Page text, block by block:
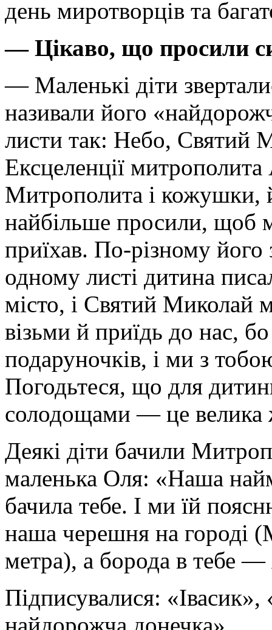
день миротворців та
— Цікаво, що просили
— Маленькі діти
називали його
листи так: Небо, Святий
Ексцеленції
Митрополита і кожушки,
найбільше просили, щоб
приїхав. По-різному
одному листі дитина
місто, і Святий Миколай
візьми й приїдь до нас,
подаруночків, і ми з
Погодьтеся, що для
солодощами — це велика
Деякі діти бачили
маленька Оля: «Наша
бачила тебе. І ми їй
наша черешня на городі
метра), а борода в тебе
Підписувалися:
найдорожча донечка».